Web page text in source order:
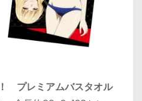
プレミアムバスタオル